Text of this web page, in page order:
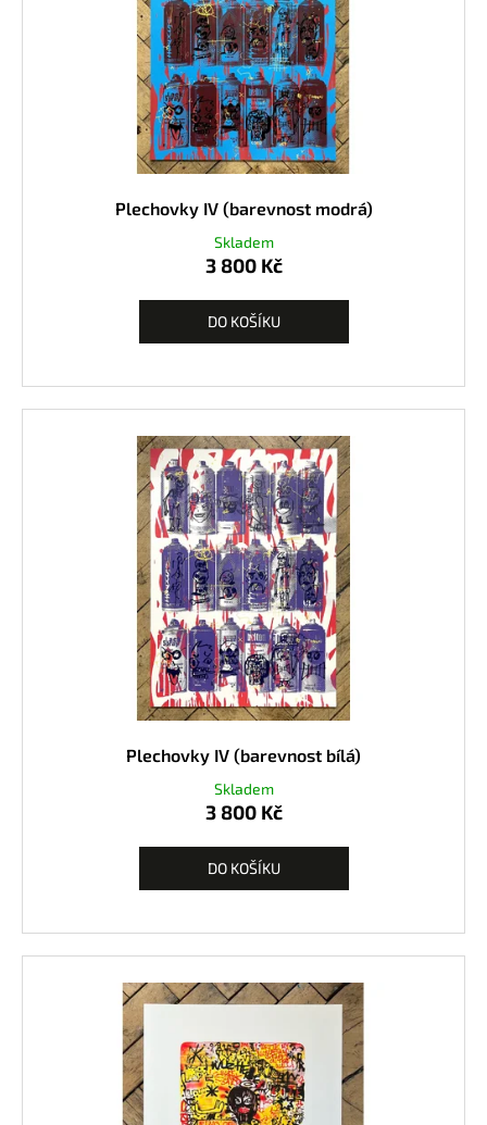
Plechovky IV (barevnost modrá)
Skladem
3 800 Kč
DO KOŠÍKU
Plechovky IV (barevnost bílá)
Skladem
3 800 Kč
DO KOŠÍKU